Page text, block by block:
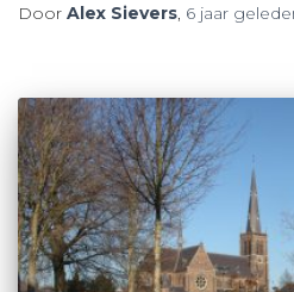
Door Alex Sievers, 6 jaar